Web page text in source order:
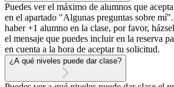
Puedes ver el máximo de alumnos que
en el apartado "Algunas preguntas sobre
haber +1 alumno en la clase, por favor,
el mensaje que puedes incluir en la reserva
en cuenta a la hora de aceptar tu solicitud.
¿A qué niveles puede dar clase?